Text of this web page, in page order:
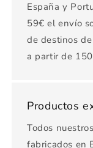
España y
59€ el envío
de destinos
a partir de
Productos
Todos
fabricados en